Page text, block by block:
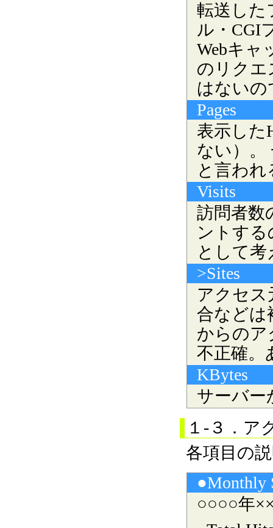
転送した
ル・CGI
Webキャ
のリクエ
はないの
Pages
表示した
ない）。
と言わ
Visits
訪問者数
ントする
として
>Sites
アクセス
合などは
からのア
不正確。
KBytes
サーバー
１-３．ア
各項目の
●Monthly
○○○○年